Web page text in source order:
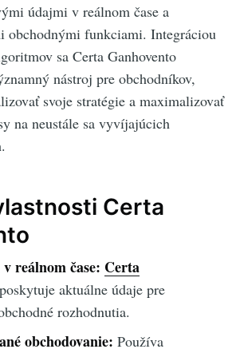
údajmi v reálnom čase a
obchodnými funkciami. Integráciou
sa Certa Ganhovento
nástroj pre obchodníkov,
svoje stratégie a maximalizovať
na neustále sa vyvíjajúcich
Certa
reálnom čase: Certa
aktuálne údaje pre
rozhodnutia.
obchodovanie: Používa